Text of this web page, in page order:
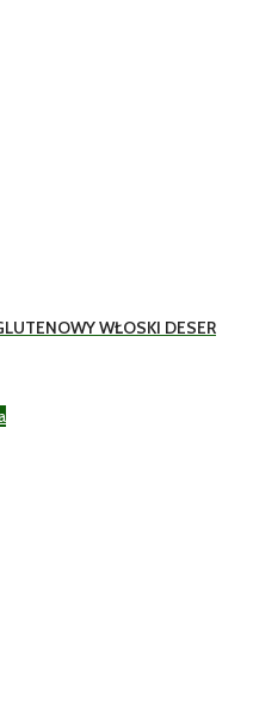
WŁOSKI DESER